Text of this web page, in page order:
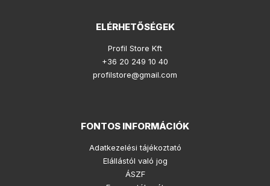
ELÉRHETŐSÉGEK
Profil Store Kft
+36 20 249 10 40
profilstore@gmail.com
FONTOS INFORMÁCIÓK
Adatkezelési tájékoztató
Elállástól való jog
ÁSZF